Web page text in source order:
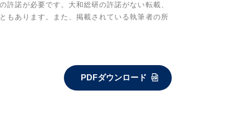
諾が必要です。大和総研の許諾がない転載、
もあります。また、掲載されている執筆者の所
PDFダウンロード